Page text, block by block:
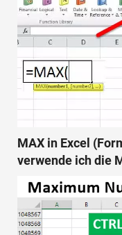
MAX in Excel
verwende ich die